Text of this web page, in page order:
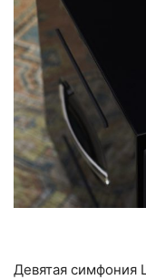
Девятая симфония